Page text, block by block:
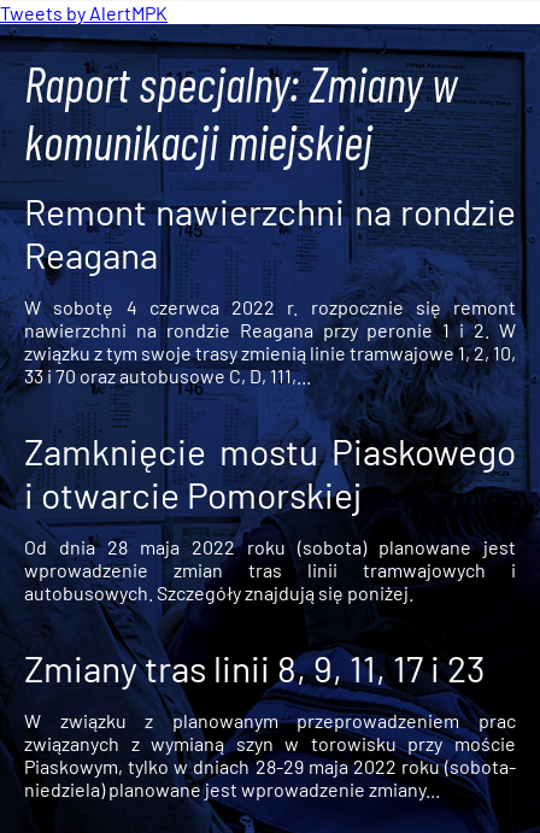
Tweets by AlertMPK
Raport specjalny: Zmiany w
komunikacji miejskiej
Remont nawierzchni na rondzie
Reagana
W sobotę 4 czerwca 2022 r. rozpocznie się remont
nawierzchni na rondzie Reagana przy peronie 1 i 2. W
związku z tym swoje trasy zmienią linie tramwajowe 1, 2, 10,
33 i 70 oraz autobusowe C, D, 111,...
Zamknięcie mostu Piaskowego
i otwarcie Pomorskiej
Od dnia 28 maja 2022 roku (sobota) planowane jest
wprowadzenie zmian tras linii tramwajowych i
autobusowych. Szczegóły znajdują się poniżej.
Zmiany tras linii 8, 9, 11, 17 i 23
W związku z planowanym przeprowadzeniem prac
związanych z wymianą szyn w torowisku przy moście
Piaskowym, tylko w dniach 28-29 maja 2022 roku (sobota-
niedziela) planowane jest wprowadzenie zmiany...